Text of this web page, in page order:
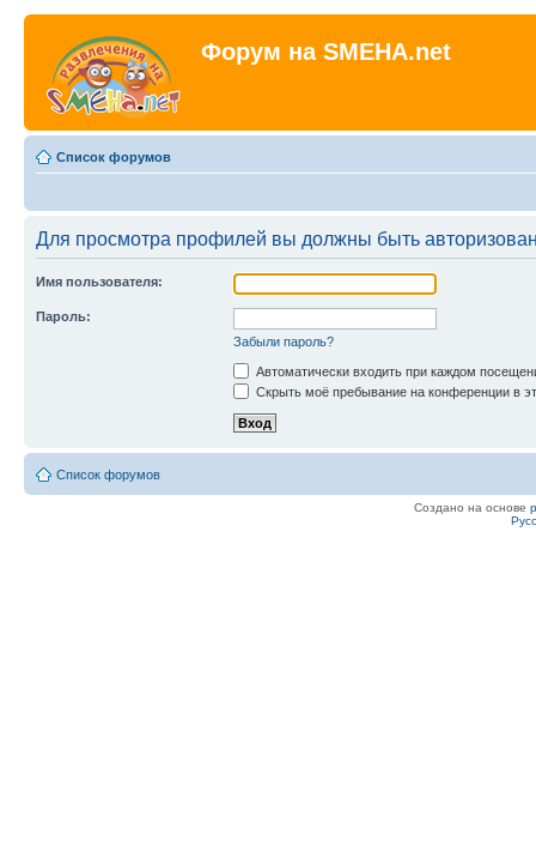
Форум на SMEHA.net
Список форумов
Для просмотра профилей вы должны быть
Имя пользователя:
Пароль:
Забыли пароль?
Автоматически входить при каждом
Скрыть моё пребывание на конференции в
Список форумов
Создано на основе